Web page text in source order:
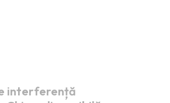
interferență